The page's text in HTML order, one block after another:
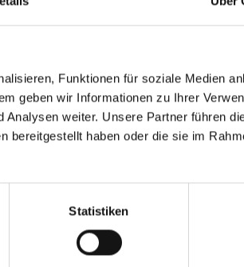
Funktionen für soziale Medien
geben wir Informationen zu Ihrer
weiter. Unsere Partner führen
bereitgestellt haben oder die sie im
Statistiken